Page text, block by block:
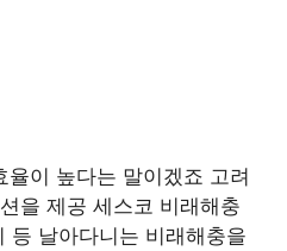
율이 높다는 말이겠죠 고려
을 제공 세스코 비래해충
등 날아다니는 비래해충을